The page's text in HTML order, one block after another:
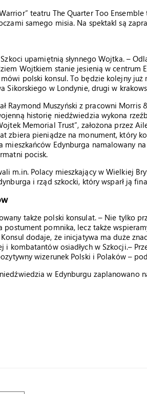
teatru The Quarter Too
samego misia. Na spektakl są
upamiętnią słynnego Wojtka. –
Wojtkiem stanie jesienią w centrum
polski konsul. To będzie kolejny
Sikorskiego w Londynie, drugi w
Raymond Muszyński z pracowni Morris
historię niedźwiedzia wykona
Memorial Trust”, założona przez
zbiera pieniądze na monument, który
mieszkańców Edynburga namalowany
pocisk.
m.in. Polacy mieszkający w Wielkiej
i rząd szkocki, który wsparł ją
także polski konsulat. – Nie tylko
postument pomnika, lecz także
dodaje, że inicjatywa ma duże
i kombatantów osiadłych w Szkocji.–
wizerunek Polski i Polaków –
w Edynburgu zaplanowano